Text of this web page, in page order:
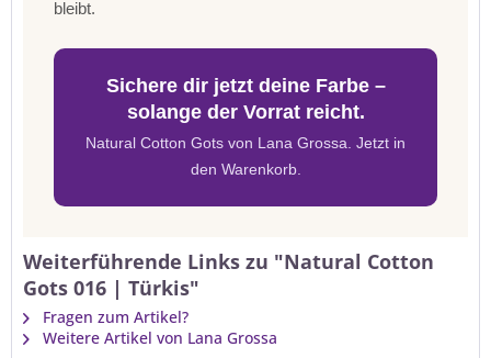
bleibt.
Sichere dir jetzt deine Farbe –
solange der Vorrat reicht.
Natural Cotton Gots von Lana Grossa. Jetzt in
den Warenkorb.
Weiterführende Links zu "Natural Cotton
Gots 016 | Türkis"
Fragen zum Artikel?
Weitere Artikel von Lana Grossa